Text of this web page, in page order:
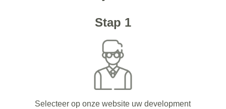
Stap 1
Selecteer op onze website uw development